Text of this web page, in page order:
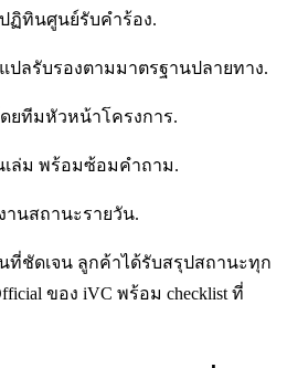
ฏิทินศูนย์รับคำร้อง.
ปลรับรองตามมาตรฐานปลายทาง.
ยทีมหัวหน้าโครงการ.
ล่ม พร้อมซ้อมคำถาม.
านสถานะรายวัน.
ที่ชัดเจน ลูกค้าได้รับสรุปสถานะทุก
ของ iVC พร้อม checklist ที่